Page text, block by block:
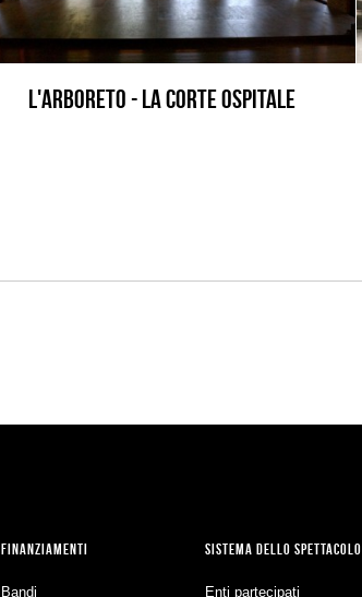
L'Arboreto - La corte Ospitale
FINANZIAMENTI
Bandi
SISTEMA DELLO SPETTACOLO
Enti partecipati